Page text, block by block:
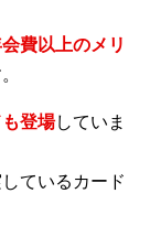
費以上のメリ
登場していま
ているカード